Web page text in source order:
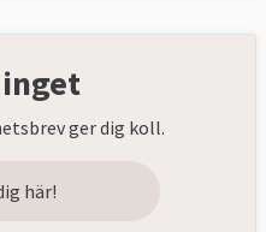
inget
ger dig koll.
här!